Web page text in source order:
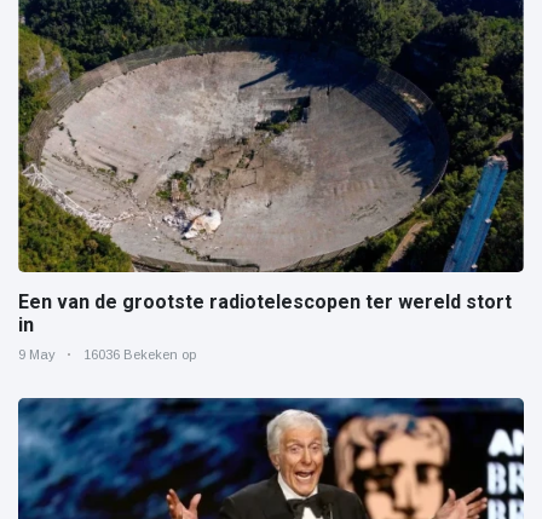
Een van de grootste radiotelescopen ter wereld stort
in
9 May 16036 Bekeken op